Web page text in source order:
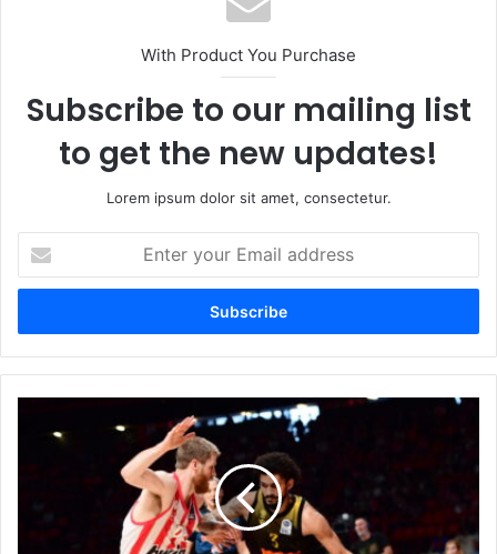
With Product You Purchase
Subscribe to our mailing list
to get the new updates!
Lorem ipsum dolor sit amet, consectetur.
your
Email